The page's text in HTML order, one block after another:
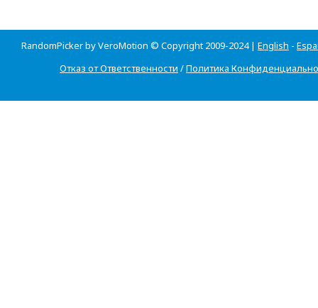
RandomPicker by VeroMotion © Copyright 2009-2024 | English -
Отказ от Ответственности /Политика